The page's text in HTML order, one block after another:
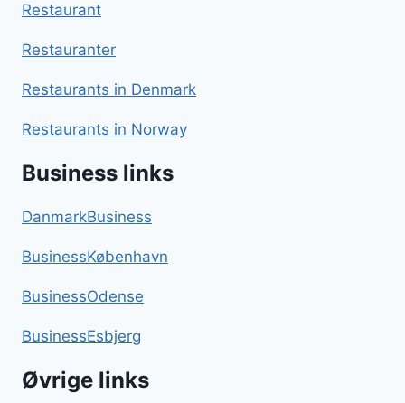
Restaurant
Restauranter
Restaurants in Denmark
Restaurants in Norway
Business links
DanmarkBusiness
BusinessKøbenhavn
BusinessOdense
BusinessEsbjerg
Øvrige links